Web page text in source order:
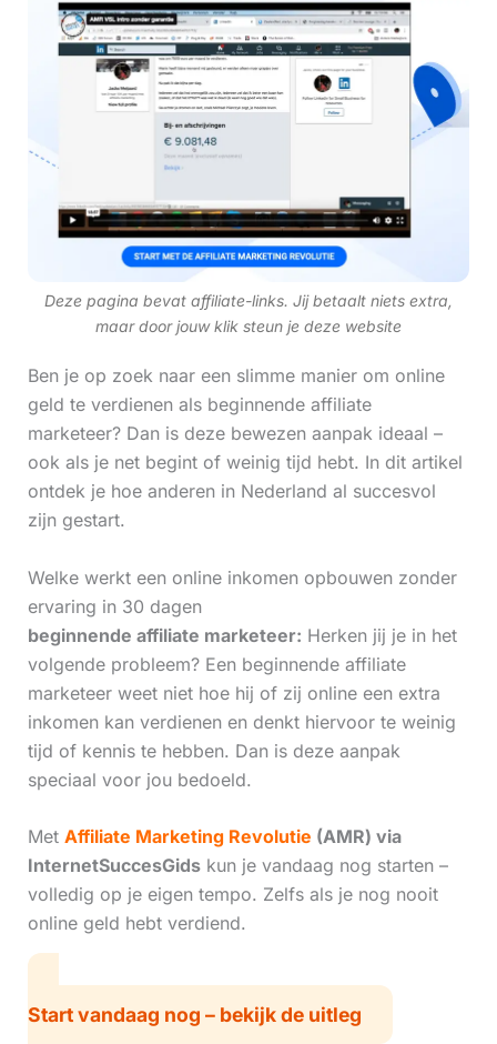
Deze pagina bevat affiliate-links. Jij betaalt niets extra,
maar door jouw klik steun je deze website
Ben je op zoek naar een slimme manier om online
geld te verdienen als beginnende affiliate
marketeer? Dan is deze bewezen aanpak ideaal –
ook als je net begint of weinig tijd hebt. In dit artikel
ontdek je hoe anderen in Nederland al succesvol
zijn gestart.
Welke werkt een online inkomen opbouwen zonder
ervaring in 30 dagen
beginnende affiliate marketeer: Herken jij je in het
volgende probleem? Een beginnende affiliate
marketeer weet niet hoe hij of zij online een extra
inkomen kan verdienen en denkt hiervoor te weinig
tijd of kennis te hebben. Dan is deze aanpak
speciaal voor jou bedoeld.
Met Affiliate Marketing Revolutie (AMR) via
InternetSuccesGidskun je vandaag nog starten –
volledig op je eigen tempo. Zelfs als je nog nooit
online geld hebt verdiend.
Start vandaag nog – bekijk de uitleg